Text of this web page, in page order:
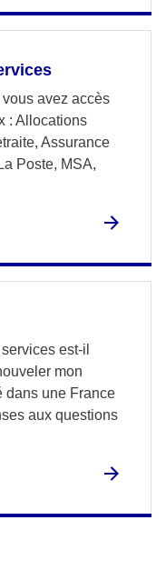
avez accès
: Allocations
Assurance
Poste, MSA,
est-il
mon
dans une France
aux questions